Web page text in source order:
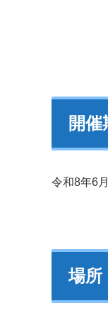
開催
令和8年6
場所